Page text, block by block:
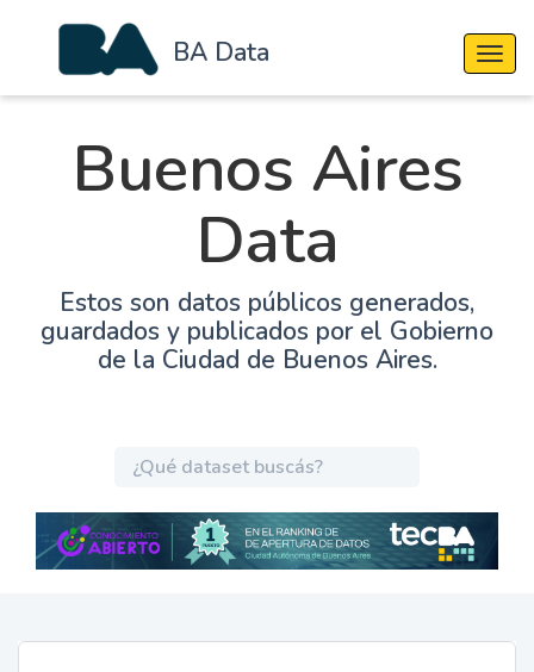
BA Data
Buenos Aires
Data
Estos son datos públicos generados,
guardados y publicados por el Gobierno
de la Ciudad de Buenos Aires.